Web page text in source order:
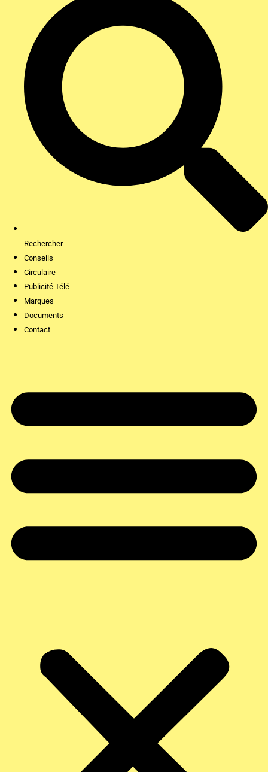
Rechercher
Conseils
Circulaire
Publicité Télé
Marques
Documents
Contact